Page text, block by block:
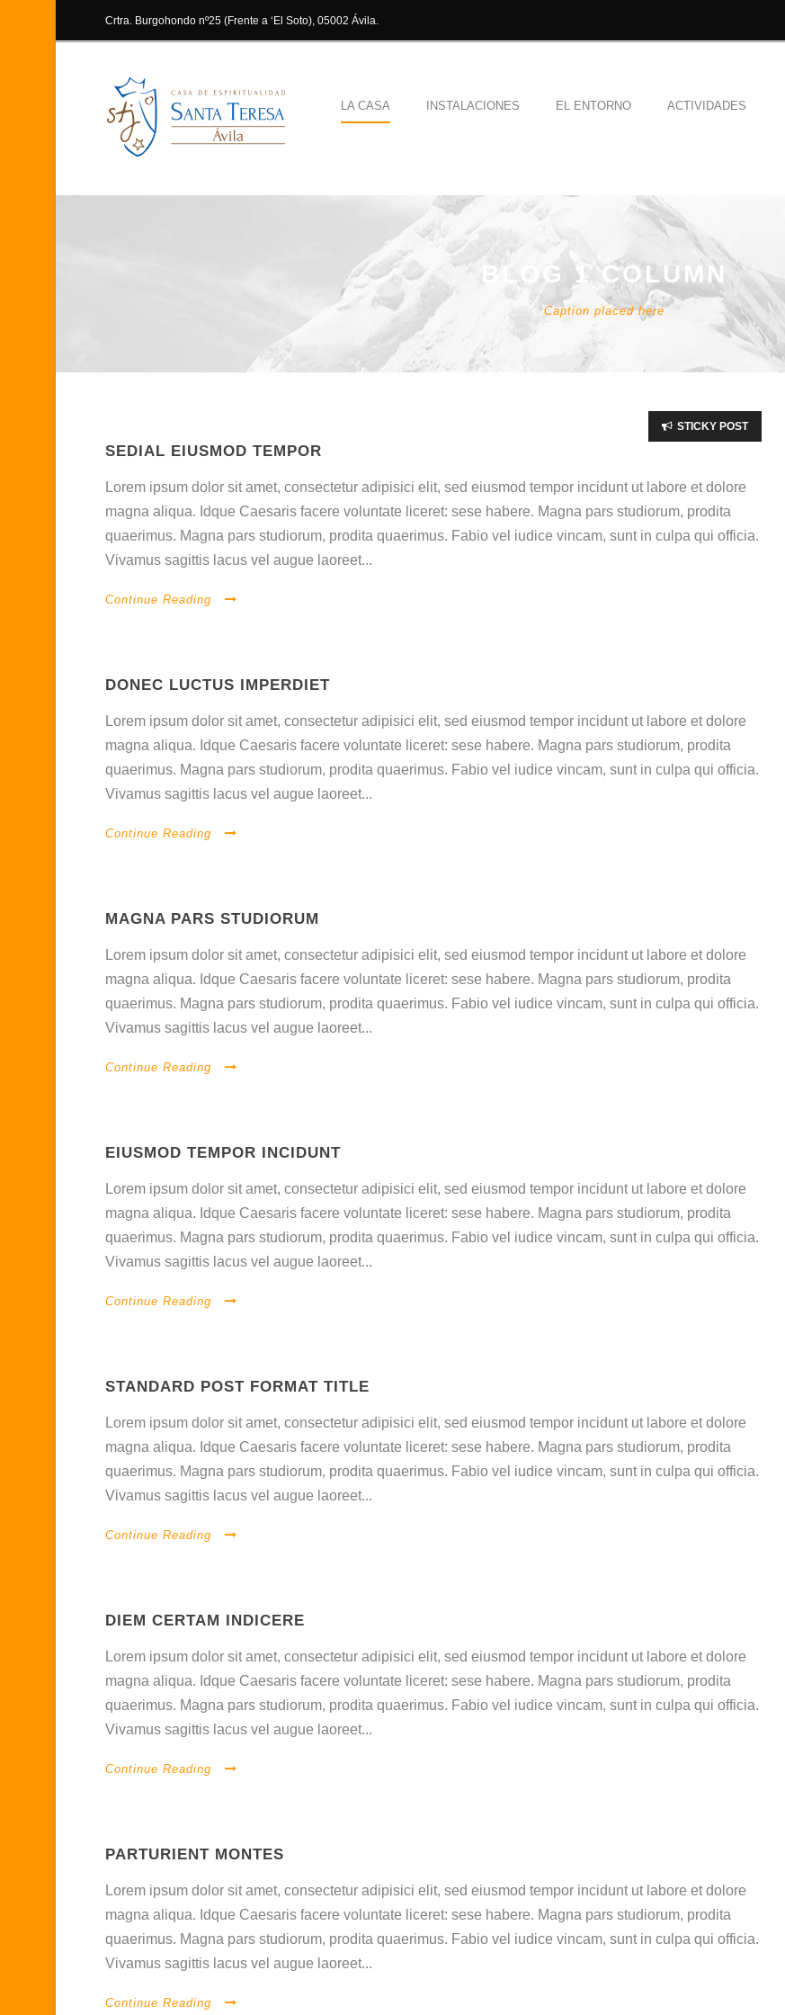
Crtra. Burgohondo nº25 (Frente a ‘El Soto), 05002 Ávila.
LA CASA INSTALACIONES EL ENTORNO ACTIVIDADES
BLOG 1 COLUMN
Caption placed here
STICKY POST
SEDIAL EIUSMOD TEMPOR
Lorem ipsum dolor sit amet, consectetur adipisici elit, sed eiusmod tempor incidunt ut labore et dolore
magna aliqua. Idque Caesaris facere voluntate liceret: sese habere. Magna pars studiorum, prodita
quaerimus. Magna pars studiorum, prodita quaerimus. Fabio vel iudice vincam, sunt in culpa qui officia.
Vivamus sagittis lacus vel augue laoreet...
Continue Reading
DONEC LUCTUS IMPERDIET
Lorem ipsum dolor sit amet, consectetur adipisici elit, sed eiusmod tempor incidunt ut labore et dolore
magna aliqua. Idque Caesaris facere voluntate liceret: sese habere. Magna pars studiorum, prodita
quaerimus. Magna pars studiorum, prodita quaerimus. Fabio vel iudice vincam, sunt in culpa qui officia.
Vivamus sagittis lacus vel augue laoreet...
Continue Reading
MAGNA PARS STUDIORUM
Lorem ipsum dolor sit amet, consectetur adipisici elit, sed eiusmod tempor incidunt ut labore et dolore
magna aliqua. Idque Caesaris facere voluntate liceret: sese habere. Magna pars studiorum, prodita
quaerimus. Magna pars studiorum, prodita quaerimus. Fabio vel iudice vincam, sunt in culpa qui officia.
Vivamus sagittis lacus vel augue laoreet...
Continue Reading
EIUSMOD TEMPOR INCIDUNT
Lorem ipsum dolor sit amet, consectetur adipisici elit, sed eiusmod tempor incidunt ut labore et dolore
magna aliqua. Idque Caesaris facere voluntate liceret: sese habere. Magna pars studiorum, prodita
quaerimus. Magna pars studiorum, prodita quaerimus. Fabio vel iudice vincam, sunt in culpa qui officia.
Vivamus sagittis lacus vel augue laoreet...
Continue Reading
STANDARD POST FORMAT TITLE
Lorem ipsum dolor sit amet, consectetur adipisici elit, sed eiusmod tempor incidunt ut labore et dolore
magna aliqua. Idque Caesaris facere voluntate liceret: sese habere. Magna pars studiorum, prodita
quaerimus. Magna pars studiorum, prodita quaerimus. Fabio vel iudice vincam, sunt in culpa qui officia.
Vivamus sagittis lacus vel augue laoreet...
Continue Reading
DIEM CERTAM INDICERE
Lorem ipsum dolor sit amet, consectetur adipisici elit, sed eiusmod tempor incidunt ut labore et dolore
magna aliqua. Idque Caesaris facere voluntate liceret: sese habere. Magna pars studiorum, prodita
quaerimus. Magna pars studiorum, prodita quaerimus. Fabio vel iudice vincam, sunt in culpa qui officia.
Vivamus sagittis lacus vel augue laoreet...
Continue Reading
PARTURIENT MONTES
Lorem ipsum dolor sit amet, consectetur adipisici elit, sed eiusmod tempor incidunt ut labore et dolore
magna aliqua. Idque Caesaris facere voluntate liceret: sese habere. Magna pars studiorum, prodita
quaerimus. Magna pars studiorum, prodita quaerimus. Fabio vel iudice vincam, sunt in culpa qui officia.
Vivamus sagittis lacus vel augue laoreet...
Continue Reading